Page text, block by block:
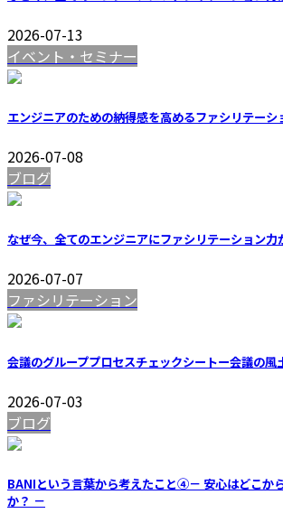
2026-07-13
イベント・セミナー
エンジニアのための納得感を高めるファシリテーシ
2026-07-08
ブログ
なぜ今、全てのエンジニアにファシリテーション力
2026-07-07
ファシリテーション
会議のグループプロセスチェックシートー会議の風
2026-07-03
ブログ
BANIという言葉から考えたこと④－ 安心はどこか
か？ －